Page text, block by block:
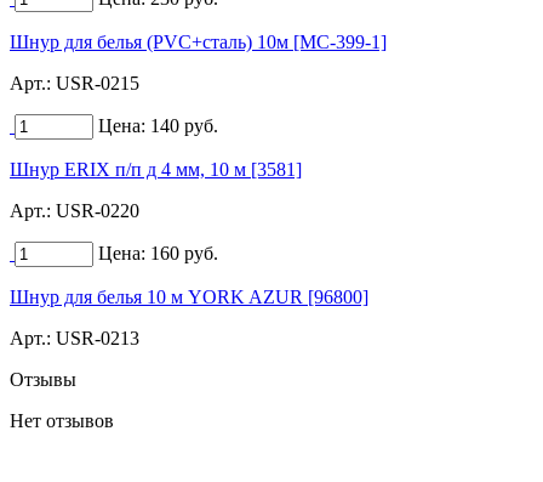
Шнур для белья (PVC+сталь) 10м [MC-399-1]
Арт.: USR-0215
Цена: 140 руб.
Шнур ERIX п/п д 4 мм, 10 м [3581]
Арт.: USR-0220
Цена: 160 руб.
Шнур для белья 10 м YORK AZUR [96800]
Арт.: USR-0213
Отзывы
Нет отзывов